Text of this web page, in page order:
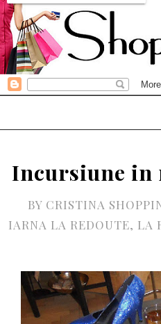
Incursiune in
BY CRISTINA
IARNA LA REDOUTE, LA